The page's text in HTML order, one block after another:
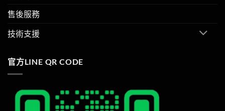
售後服務
技術支援
官方LINE QR CODE